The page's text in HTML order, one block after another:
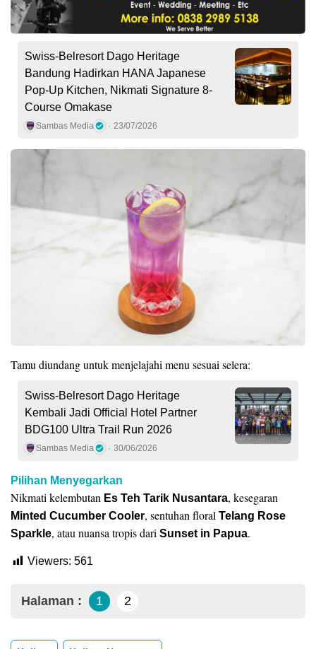
Swiss-Belresort Dago Heritage
Bandung Hadirkan HANA Japanese
Pop-Up Kitchen, Nikmati Signature 8-
Course Omakase
Sambas Media 23/07/2026
Tamu diundang untuk menjelajahi menu sesuai selera:
Swiss-Belresort Dago Heritage
Kembali Jadi Official Hotel Partner
BDG100 Ultra Trail Run 2026
Sambas Media 30/06/2026
Pilihan Menyegarkan
Nikmati kelembutan Es Teh Tarik Nusantara, kesegaran
Minted Cucumber Cooler, sentuhan floral Telang Rose
Sparkle, atau nuansa tropis dari Sunset in Papua.
Viewers: 561
Halaman : 1 2